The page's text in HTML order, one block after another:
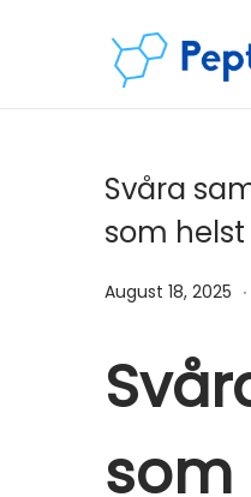
Svåra
som helst
Posted on
August 18, 2025 D
e
.
som